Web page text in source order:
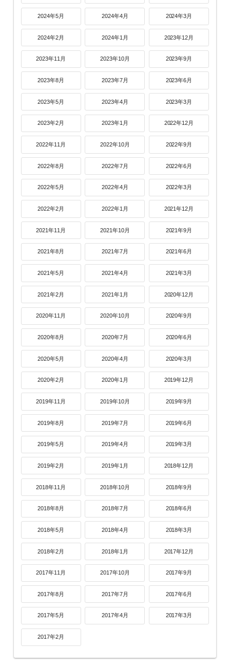
2024年5月 2024年4月 2024年3月
2024年2月 2024年1月 2023年12月
2023年11月 2023年10月 2023年9月
2023年8月 2023年7月 2023年6月
2023年5月 2023年4月 2023年3月
2023年2月 2023年1月 2022年12月
2022年11月 2022年10月 2022年9月
2022年8月 2022年7月 2022年6月
2022年5月 2022年4月 2022年3月
2022年2月 2022年1月 2021年12月
2021年11月 2021年10月 2021年9月
2021年8月 2021年7月 2021年6月
2021年5月 2021年4月 2021年3月
2021年2月 2021年1月 2020年12月
2020年11月 2020年10月 2020年9月
2020年8月 2020年7月 2020年6月
2020年5月 2020年4月 2020年3月
2020年2月 2020年1月 2019年12月
2019年11月 2019年10月 2019年9月
2019年8月 2019年7月 2019年6月
2019年5月 2019年4月 2019年3月
2019年2月 2019年1月 2018年12月
2018年11月 2018年10月 2018年9月
2018年8月 2018年7月 2018年6月
2018年5月 2018年4月 2018年3月
2018年2月 2018年1月 2017年12月
2017年11月 2017年10月 2017年9月
2017年8月 2017年7月 2017年6月
2017年5月 2017年4月 2017年3月
2017年2月